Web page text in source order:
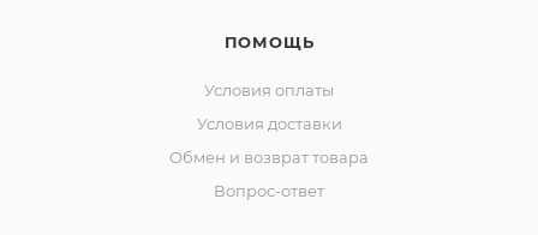
ПОМОЩЬ
Условия оплаты
Условия доставки
Обмен и возврат товара
Вопрос-ответ